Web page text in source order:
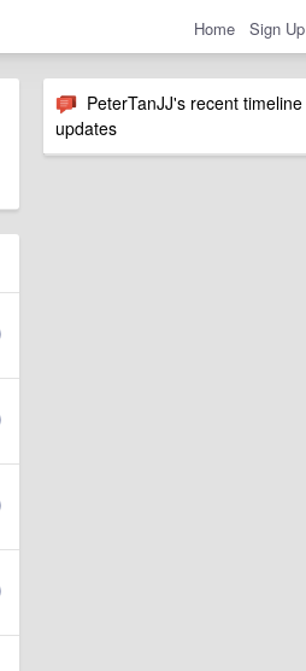
Home Sign Up
PeterTanJJ's recent timeline
updates